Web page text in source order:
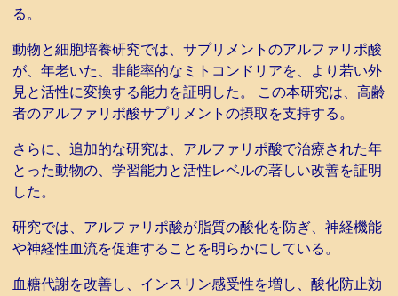
る。
動物と細胞培養研究では、サプリメントのアルファリポ酸
が、年老いた、非能率的なミトコンドリアを、より若い外
見と活性に変換する能力を証明した。 この本研究は、高齢
者のアルファリポ酸サプリメントの摂取を支持する。
さらに、追加的な研究は、アルファリポ酸で治療された年
とった動物の、学習能力と活性レベルの著しい改善を証明
した。
研究では、アルファリポ酸が脂質の酸化を防ぎ、神経機能
や神経性血流を促進することを明らかにしている。
血糖代謝を改善し、インスリン感受性を増し、酸化防止効